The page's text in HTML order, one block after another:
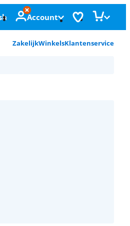
Account
ZakelijkWinkelsKlantenservice